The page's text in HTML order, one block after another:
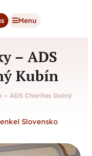
Menu
– ADS
Kubín
– ADS Charitas Dolný
Slovensko